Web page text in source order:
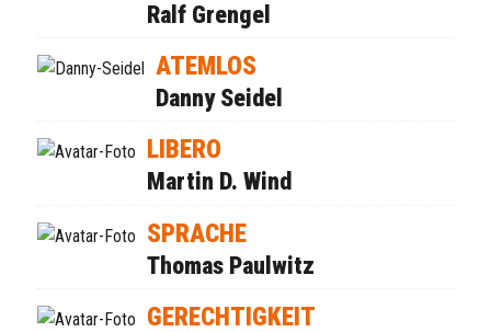
Ralf Grengel
ATEMLOS
Danny Seidel
LIBERO
Martin D. Wind
SPRACHE
Thomas Paulwitz
GERECHTIGKEIT